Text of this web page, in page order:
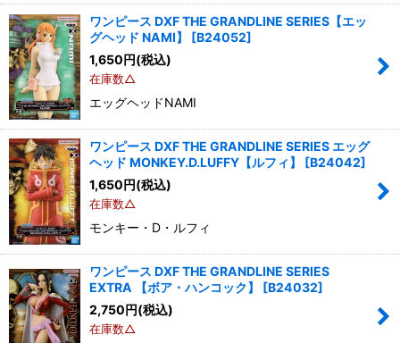
ワンピース DXF THE GRANDLINE SERIES【エッ
グヘッド NAMI】
[B24052]
1,650円(税込)
在庫数△
エッグヘッドNAMI
ワンピース DXF THE GRANDLINE SERIES エッグ
ヘッド MONKEY.D.LUFFY【ルフィ】
[B24042]
1,650円(税込)
在庫数△
モンキー・D・ルフィ
ワンピース DXF THE GRANDLINE SERIES
EXTRA 【ボア・ハンコック】
[B24032]
2,750円(税込)
在庫数△